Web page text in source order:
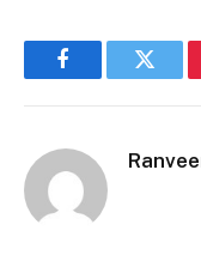
Facebook